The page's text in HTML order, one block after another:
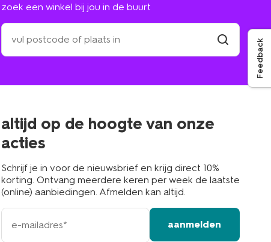
zoek een winkel bij jou in de buurt
zoek
een
winkel
in
altijd op de hoogte van onze
acties
Schrijf je in voor de nieuwsbrief en krijg direct 10%
korting. Ontvang meerdere keren per week de laatste
(online) aanbiedingen. Afmelden kan altijd.
e-
mailadres
aanmelden
Feedback